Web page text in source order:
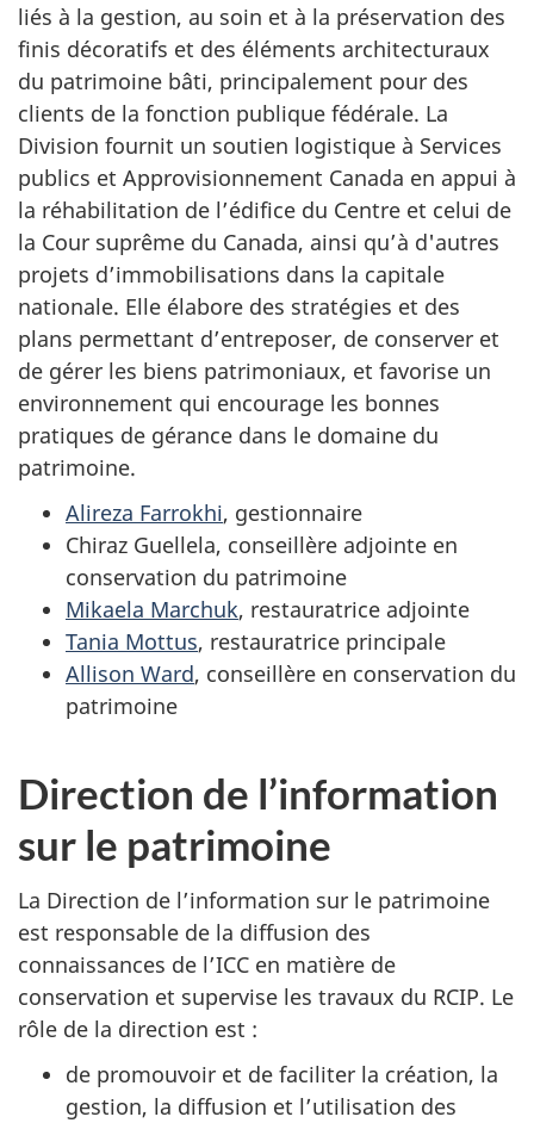
liés à la gestion, au soin et à la préservation des
finis décoratifs et des éléments architecturaux
du patrimoine bâti, principalement pour des
clients de la fonction publique fédérale. La
Division fournit un soutien logistique à Services
publics et Approvisionnement Canada en appui à
la réhabilitation de l’édifice du Centre et celui de
la Cour suprême du Canada, ainsi qu’à d'autres
projets d’immobilisations dans la capitale
nationale. Elle élabore des stratégies et des
plans permettant d’entreposer, de conserver et
de gérer les biens patrimoniaux, et favorise un
environnement qui encourage les bonnes
pratiques de gérance dans le domaine du
patrimoine.
Alireza Farrokhi, gestionnaire
Chiraz Guellela, conseillère adjointe en
conservation du patrimoine
Mikaela Marchuk, restauratrice adjointe
Tania Mottus, restauratrice principale
Allison Ward, conseillère en conservation du
patrimoine
Direction de l’information
sur le patrimoine
La Direction de l’information sur le patrimoine
est responsable de la diffusion des
connaissances de l’ICC en matière de
conservation et supervise les travaux du RCIP. Le
rôle de la direction est :
de promouvoir et de faciliter la création, la
gestion, la diffusion et l’utilisation des